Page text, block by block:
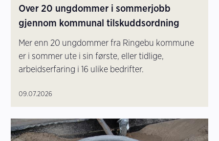
09.07.2026
Over 20 ungdommer i sommerjobb
gjennom kommunal tilskuddsordning
Mer enn 20 ungdommer fra Ringebu kommune
er i sommer ute i sin første, eller tidlige,
arbeidserfaring i 16 ulike bedrifter.